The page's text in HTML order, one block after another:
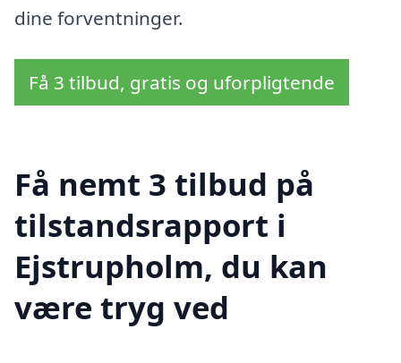
dine forventninger.
Få 3 tilbud, gratis og uforpligtende
Få nemt 3 tilbud på
tilstandsrapport i
Ejstrupholm, du kan
være tryg ved